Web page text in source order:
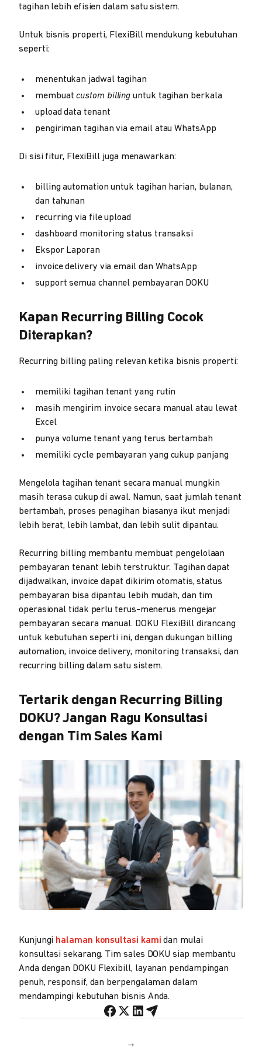
tagihan lebih efisien dalam satu sistem.
Untuk bisnis properti, FlexiBill mendukung kebutuhan
seperti:
menentukan jadwal tagihan
membuatcustom billing untuk tagihan berkala
upload data tenant
pengiriman tagihan via email atau WhatsApp
Di sisi fitur, FlexiBill juga menawarkan:
billing automation untuk tagihan harian, bulanan,
dan tahunan
recurring via file upload
dashboard monitoring status transaksi
Ekspor Laporan
invoice delivery via email dan WhatsApp
support semua channel pembayaran DOKU
Kapan Recurring Billing Cocok
Diterapkan?
Recurring billing paling relevan ketika bisnis properti:
memiliki tagihan tenant yang rutin
masih mengirim invoice secara manual atau lewat
Excel
punya volume tenant yang terus bertambah
memiliki cycle pembayaran yang cukup panjang
Mengelola tagihan tenant secara manual mungkin
masih terasa cukup di awal. Namun, saat jumlah tenant
bertambah, proses penagihan biasanya ikut menjadi
lebih berat, lebih lambat, dan lebih sulit dipantau.
Recurring billing membantu membuat pengelolaan
pembayaran tenant lebih terstruktur. Tagihan dapat
dijadwalkan, invoice dapat dikirim otomatis, status
pembayaran bisa dipantau lebih mudah, dan tim
operasional tidak perlu terus-menerus mengejar
pembayaran secara manual. DOKU FlexiBill dirancang
untuk kebutuhan seperti ini, dengan dukungan billing
automation, invoice delivery, monitoring transaksi, dan
recurring billing dalam satu sistem.
Tertarik dengan Recurring Billing
DOKU? Jangan Ragu Konsultasi
dengan Tim Sales Kami
Kunjungi halaman konsultasi kami dan mulai
konsultasi sekarang. Tim sales DOKU siap membantu
Anda dengan DOKU Flexibill, layanan pendampingan
penuh, responsif, dan berpengalaman dalam
mendampingi kebutuhan bisnis Anda.
→